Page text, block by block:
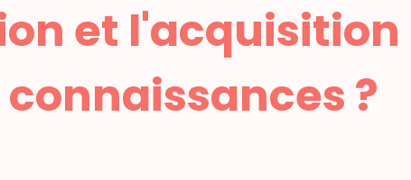
et l'acquisition
connaissances ?